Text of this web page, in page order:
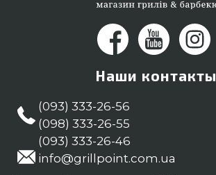
Наши контакты
(093) 333-26-56
(098) 333-26-55
(093) 333-26-46
info@grillpoint.com.ua